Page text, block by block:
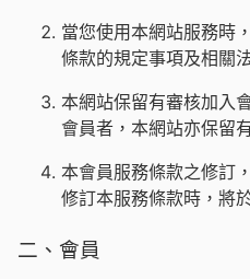
當您使用本網站服務時
條款的規定事項及相關
本網站保留有審核加入
會員者，本網站亦保留
本會員服務條款之修訂
修訂本服務條款時，將
二、會員